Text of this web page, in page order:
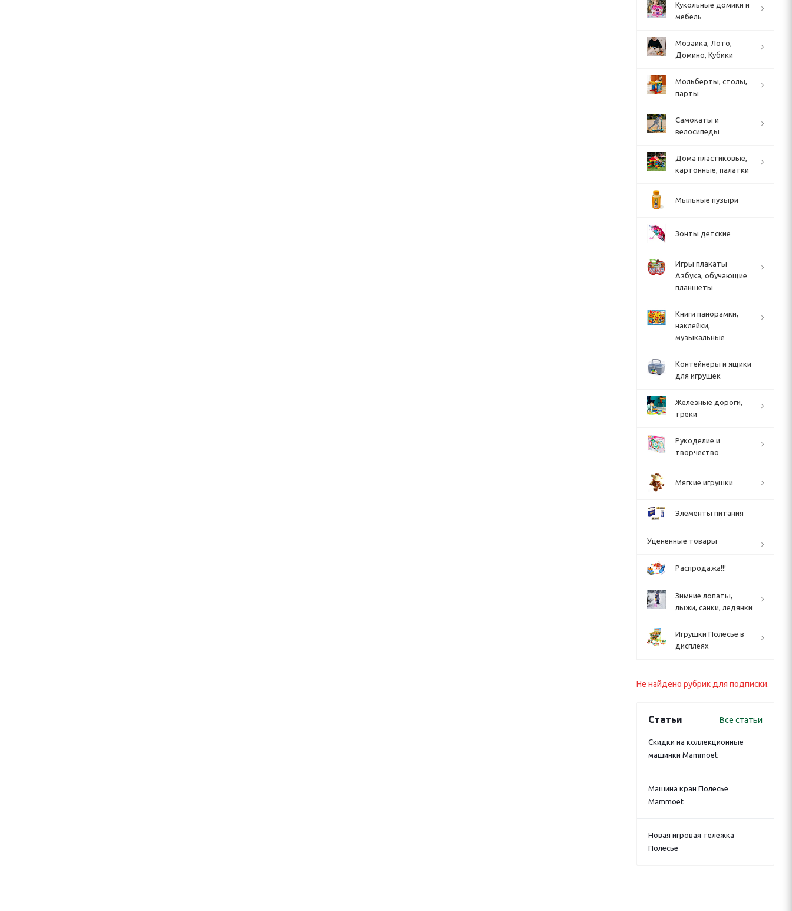
Кукольные домики и
мебель
Мозаика, Лото,
Домино, Кубики
Мольберты, столы,
парты
Cамокаты и
велосипеды
Дома пластиковые,
картонные, палатки
Мыльные пузыри
Зонты детские
Игры плакаты
Азбука, обучающие
планшеты
Книги панорамки,
наклейки,
музыкальные
Контейнеры и ящики
для игрушек
Железные дороги,
треки
Рукоделие и
творчество
Мягкие игрушки
Элементы питания
Уцененные товары
Распродажа!!!
Зимние лопаты,
лыжи, санки, ледянки
Игрушки Полесье в
дисплеях
Не найдено рубрик для подписки.
Статьи Все статьи
Скидки на коллекционные
машинки Mammoet
Машина кран Полесье
Mammoet
Новая игровая тележка
Полесье